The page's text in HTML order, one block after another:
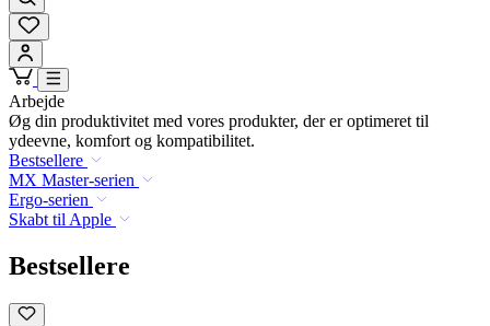
Arbejde
Øg din produktivitet med vores produkter, der er optimeret til
ydeevne, komfort og kompatibilitet.
Bestsellere
MX Master-serien
Ergo-serien
Skabt til Apple
Bestsellere